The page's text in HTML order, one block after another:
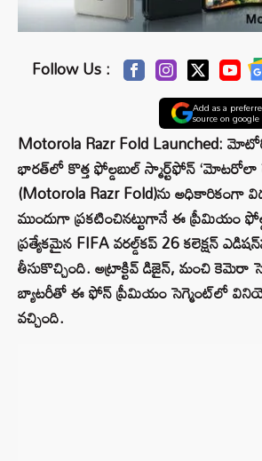
Follow Us :
Add as a
source on google
Motorola Razr Fold Launched:
భారత్‌లో కొత్త ఫోల్డబుల్ స్మార్ట్‌ఫోన్ ‘మోటరోలా
(Motorola Razr Fold)ను అధికారికంగా
ముందుగా ప్రకటించినట్టుగానే ఈ ప్రీమియం
ప్రత్యేకమైన FIFA వరల్డ్‌కప్ 26 కలెక్షన్
తీసుకొచ్చింది. అట్రాక్టివ్ డిజైన్, మంచి కెమెరా
బ్యాటరీతో ఈ ఫోన్ ప్రీమియం సెగ్మెంట్‌లో
వచ్చింది.